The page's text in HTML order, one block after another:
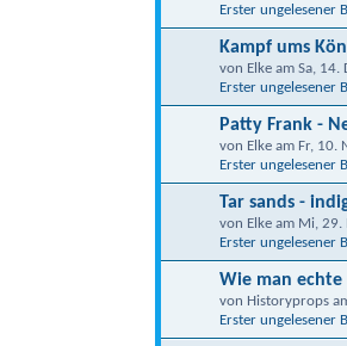
Erster ungelesener
Kampf ums
von Elke am Sa, 14.
Erster ungelesener
Patty Frank -
von Elke am Fr, 10.
Erster ungelesener
Tar sands -
von Elke am Mi,
Erster ungelesener
Wie man
von Historyprops
Erster ungelesener